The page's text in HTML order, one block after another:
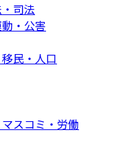
司法
・公害
民・人口
スコミ・労働